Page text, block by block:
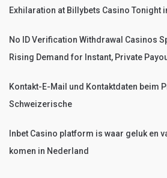
Exhilaration at Billybets Casino Tonight
No ID Verification Withdrawal Casinos
Rising Demand for Instant, Private
Kontakt-E-Mail und Kontaktdaten beim
Schweizerische
Inbet Casino platform is waar geluk en
komen in Nederland